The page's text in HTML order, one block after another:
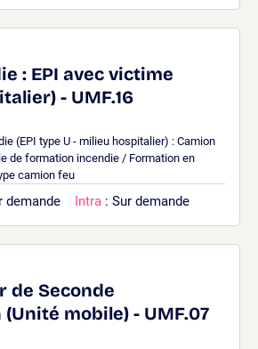
: EPI avec victime
- UMF.16
(EPI type U - milieu hospitalier) : Camion
de formation incendie / Formation en
camion feu
demande Intra : Sur demande
de Seconde
mobile) - UMF.07